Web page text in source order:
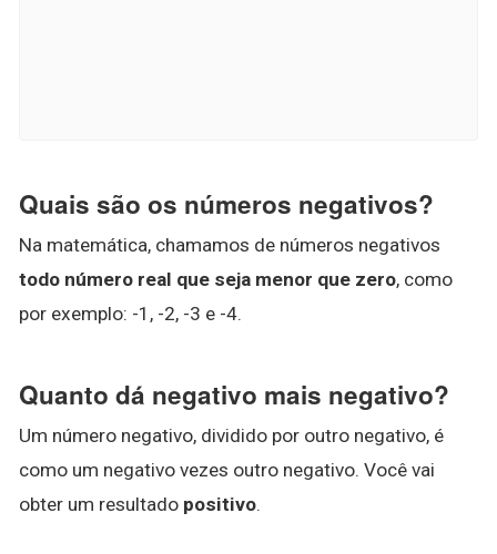
Quais são os números negativos?
Na matemática, chamamos de números negativos
todo número real que seja menor que zero, como
por exemplo: -1, -2, -3 e -4.
Quanto dá negativo mais negativo?
Um número negativo, dividido por outro negativo, é
como um negativo vezes outro negativo. Você vai
obter um resultado positivo.